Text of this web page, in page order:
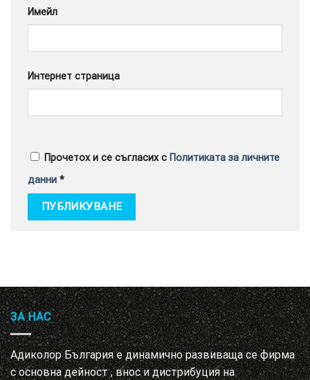
Имейл
Интернет страница
Прочетох и се съгласих с Политиката за личните
данни *
ЗА НАС
Адиколор България е динамично развиваща се фирма
с основна дейност , внос и дистрибуция на